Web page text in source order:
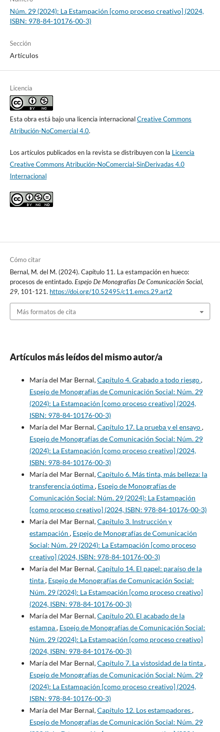
Núm. 29 (2024): La Estampación [como proceso creativo] (2024,
ISBN: 978-84-10176-00-3)
Sección
Artículos
Licencia
Esta obra está bajo una licencia internacionalCreative Commons
Atribución-NoComercial 4.0.
Los artículos publicados en la revista se distribuyen con la Licencia
Creative Commons Atribución-NoComercial-SinDerivadas 4.0
Internacional
Cómo citar
Bernal, M. del M. (2024). Capítulo 11. La estampación en hueco:
procesos de entintado. Espejo De Monografías De Comunicación Social,
29, 101-121. https://doi.org/10.52495/c11.emcs.29.art2
Más formatos de cita
Artículos más leídos del mismo autor/a
María del Mar Bernal,Capítulo 4. Grabado a todo riesgo,
Espejo de Monografías de Comunicación Social: Núm. 29
(2024): La Estampación [como proceso creativo] (2024,
ISBN: 978-84-10176-00-3)
María del Mar Bernal,Capítulo 17. La prueba y el ensayo,
Espejo de Monografías de Comunicación Social: Núm. 29
(2024): La Estampación [como proceso creativo] (2024,
ISBN: 978-84-10176-00-3)
María del Mar Bernal,Capítulo 6. Más tinta, más belleza: la
transferencia óptima, Espejo de Monografías de
Comunicación Social: Núm. 29 (2024): La Estampación
[como proceso creativo] (2024, ISBN: 978-84-10176-00-3)
María del Mar Bernal,Capítulo 3. Instrucción y
estampación , Espejo de Monografías de Comunicación
Social: Núm. 29 (2024): La Estampación [como proceso
creativo] (2024, ISBN: 978-84-10176-00-3)
María del Mar Bernal,Capítulo 14. El papel: paraíso de la
tinta, Espejo de Monografías de Comunicación Social:
Núm. 29 (2024): La Estampación [como proceso creativo]
(2024, ISBN: 978-84-10176-00-3)
María del Mar Bernal,Capítulo 20. El acabado de la
estampa, Espejo de Monografías de Comunicación Social:
Núm. 29 (2024): La Estampación [como proceso creativo]
(2024, ISBN: 978-84-10176-00-3)
María del Mar Bernal,Capítulo 7. La vistosidad de la tinta,
Espejo de Monografías de Comunicación Social: Núm. 29
(2024): La Estampación [como proceso creativo] (2024,
ISBN: 978-84-10176-00-3)
María del Mar Bernal,Capítulo 12. Los estampadores,
Espejo de Monografías de Comunicación Social: Núm. 29